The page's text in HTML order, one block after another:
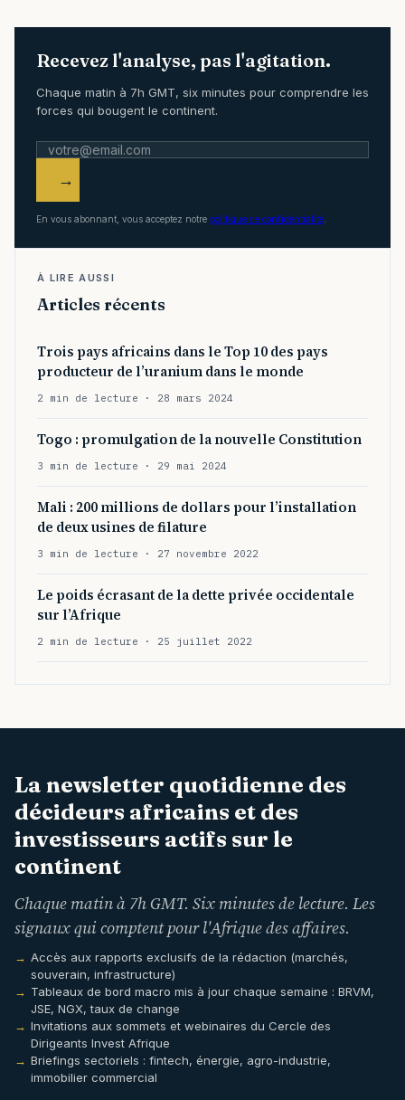
Recevez l'analyse, pas l'agitation.
Chaque matin à 7h GMT, six minutes pour comprendre les
forces qui bougent le continent.
→
En vous abonnant, vous acceptez notre politique de confidentialité.
À LIRE AUSSI
Articles récents
Trois pays africains dans le Top 10 des pays
producteur de l’uranium dans le monde
2 min de lecture · 28 mars 2024
Togo : promulgation de la nouvelle Constitution
3 min de lecture · 29 mai 2024
Mali : 200 millions de dollars pour l’installation
de deux usines de filature
3 min de lecture · 27 novembre 2022
Le poids écrasant de la dette privée occidentale
sur l’Afrique
2 min de lecture · 25 juillet 2022
La newsletter quotidienne des
décideurs africains et des
investisseurs actifs sur le
continent
Chaque matin à 7h GMT. Six minutes de lecture. Les
signaux qui comptent pour l'Afrique des affaires.
Accès aux rapports exclusifs de la rédaction (marchés,
souverain, infrastructure)
Tableaux de bord macro mis à jour chaque semaine : BRVM,
JSE, NGX, taux de change
Invitations aux sommets et webinaires du Cercle des
Dirigeants Invest Afrique
Briefings sectoriels : fintech, énergie, agro-industrie,
immobilier commercial